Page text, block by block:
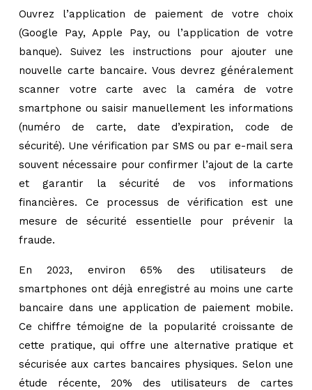
Ouvrez l’application de paiement de votre choix
(Google Pay, Apple Pay, ou l’application de votre
banque). Suivez les instructions pour ajouter une
nouvelle carte bancaire. Vous devrez généralement
scanner votre carte avec la caméra de votre
smartphone ou saisir manuellement les informations
(numéro de carte, date d’expiration, code de
sécurité). Une vérification par SMS ou par e-mail sera
souvent nécessaire pour confirmer l’ajout de la carte
et garantir la sécurité de vos informations
financières. Ce processus de vérification est une
mesure de sécurité essentielle pour prévenir la
fraude.
En 2023, environ 65% des utilisateurs de
smartphones ont déjà enregistré au moins une carte
bancaire dans une application de paiement mobile.
Ce chiffre témoigne de la popularité croissante de
cette pratique, qui offre une alternative pratique et
sécurisée aux cartes bancaires physiques. Selon une
étude récente, 20% des utilisateurs de cartes